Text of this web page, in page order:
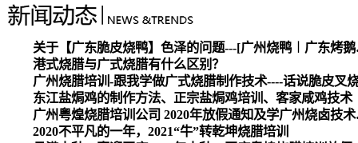
关于【广
港式烧腊与广式烧腊有什么区别？
广州烧腊培训-跟我学做广式烧腊制作技术----话说脆皮叉
东江盐焗鸡的制作方法、正宗盐焗鸡培训、客家咸鸡技术
广州粤煌
2020不平凡的一年，2021“牛”转乾坤烧腊培训